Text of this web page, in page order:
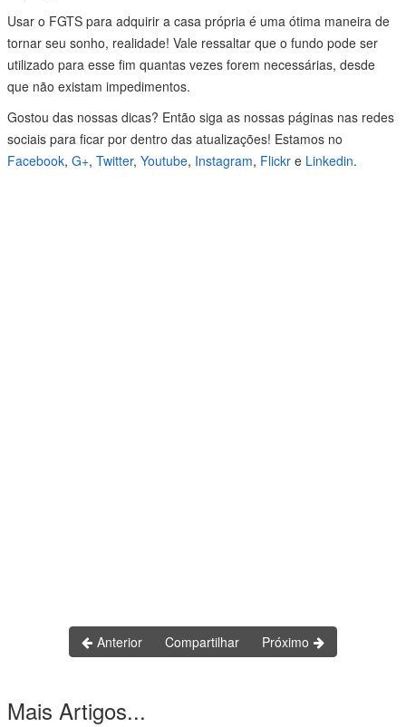
Usar o FGTS para adquirir a casa própria é uma ótima maneira de
tornar seu sonho, realidade! Vale ressaltar que o fundo pode ser
utilizado para esse fim quantas vezes forem necessárias, desde
que não existam impedimentos.
Gostou das nossas dicas? Então siga as nossas páginas nas redes
sociais para ficar por dentro das atualizações! Estamos no
Facebook, G+, Twitter, Youtube, Instagram, Flickr e Linkedin.
Anterior Compartilhar Próximo
Mais Artigos...